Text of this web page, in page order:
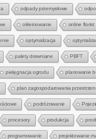
odpady przemysłowe
okleinowanie online florist
optymalizacja
palety drewniane PBFT
pielęgnacja ogrodu planowanie
plan zagospodarowania
podróżowanie
procesory produkcja
programowanie projektowanie